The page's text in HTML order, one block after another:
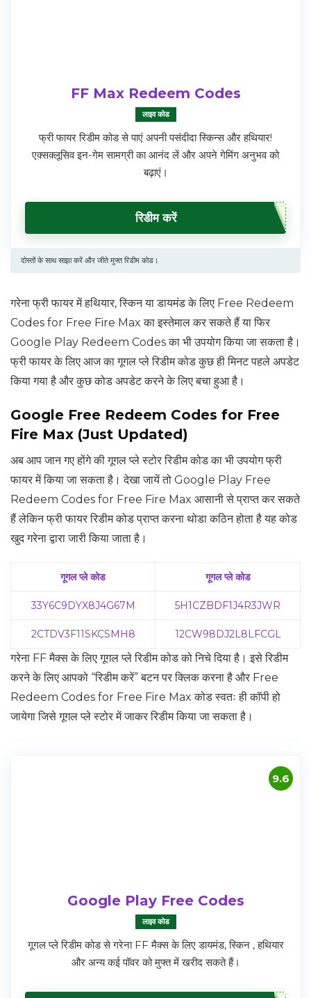
FF Max Redeem Codes
लाइव कोड
फ्री फायर रिडीम कोड से पाएं अपनी पसंदीदा स्किन्स और हथियार!
एक्सक्लूसिव इन-गेम सामग्री का आनंद लें और अपने गेमिंग अनुभव को
बढ़ाएं।
रिडीम करें
दोस्तों के साथ साझा करें और जीते मुफ्त रिडीम कोड।
गरेना फ्री फायर में हथियार, स्किन या डायमंड के लिए Free Redeem
Codes for Free Fire Max का इस्तेमाल कर सकते हैं या फिर
Google Play Redeem Codes का भी उपयोग किया जा सकता है।
फ्री फायर के लिए आज का गूगल प्ले रिडीम कोड कुछ ही मिनट पहले अपडेट
किया गया है और कुछ कोड अपडेट करने के लिए बचा हुआ है।
Google Free Redeem Codes for Free
Fire Max (Just Updated)
अब आप जान गए होंगे की गूगल प्ले स्टोर रिडीम कोड का भी उपयोग फ्री
फायर में किया जा सकता है। देखा जायें तो Google Play Free
Redeem Codes for Free Fire Max आसानी से प्राप्त कर सकते
हैं लेकिन फ्री फायर रिडीम कोड प्राप्त करना थोडा कठिन होता है यह कोड
खुद गरेना द्वारा जारी किया जाता है।
गूगल प्ले कोड गूगल प्ले कोड
33Y6C9DYX8J4G67M 5H1CZBDF1J4R3JWR
2CTDV3F11SKCSMH8 12CW98DJ2L8LFCGL
गरेना FF मैक्स के लिए गूगल प्ले रिडीम कोड को निचे दिया है। इसे रिडीम
करने के लिए आपको “रिडीम करें” बटन पर क्लिक करना है और Free
Redeem Codes for Free Fire Max कोड स्वतः ही कॉपी हो
जायेगा जिसे गूगल प्ले स्टोर में जाकर रिडीम किया जा सकता है।
9.6
Google Play Free Codes
लाइव कोड
गूगल प्ले रिडीम कोड से गरेना FF मैक्स के लिए डायमंड, स्किन , हथियार
और अन्य कई पॉवर को मुफ्त में खरीद सकते हैं।